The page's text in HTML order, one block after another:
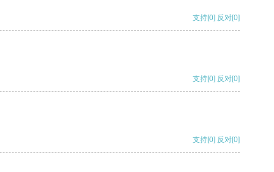
支持[0] 反对[0]
支持[0] 反对[0]
支持[0] 反对[0]